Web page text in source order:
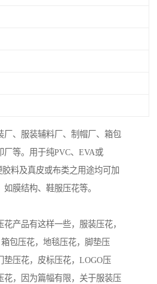
厂、服装辅料厂、制帽厂、箱包
厂等。用于纯PVC、EVA或
料及真皮或布类之用途均可加
膜结构、鞋服压花等。
产品有这样一些，服装压花，
包压花，地毯压花，脚垫压
垫压花，皮标压花，LOGO压
花，因为篇幅有限，关于服装压